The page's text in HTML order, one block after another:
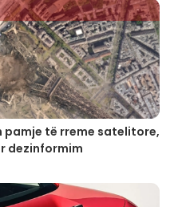
pamje të rreme satelitore,
dezinformim